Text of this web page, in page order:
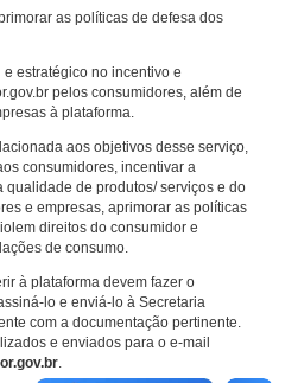
as políticas de defesa dos
estratégico no incentivo e
pelos consumidores, além de
à plataforma.
aos objetivos desse serviço,
consumidores, incentivar a
de produtos/ serviços e do
e empresas, aprimorar as políticas
direitos do consumidor e
de consumo.
à plataforma devem fazer o
lo e enviá-lo à Secretaria
com a documentação pertinente.
e enviados para o e-mail
.